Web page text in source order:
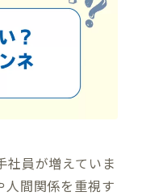
社員が増えていま
人間関係を重視す